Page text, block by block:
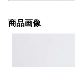
商品画像